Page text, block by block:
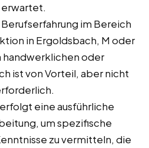
erwartet.
Berufserfahrung im Bereich
in Ergoldsbach, M oder
handwerklichen oder
ist von Vorteil, aber nicht
eine ausführliche
um spezifische
zu vermitteln, die